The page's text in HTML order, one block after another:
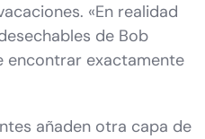
«En realidad
de Bob
encontrar exactamente
añaden otra capa de